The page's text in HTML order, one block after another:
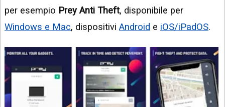
per esempio Prey Anti Theft, disponibile per
Windows e Mac, dispositivi Android e iOS/iPadOS.